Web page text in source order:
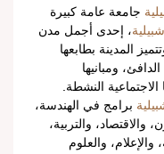
جامعة عامة كبيرة
، إحدى أجمل مدن
المدينة بطابعها
ومبانيها
الاجتماعية النشطة.
برامج في الهندسة،
والاقتصاد، والتربية،
والإعلام، والعلوم